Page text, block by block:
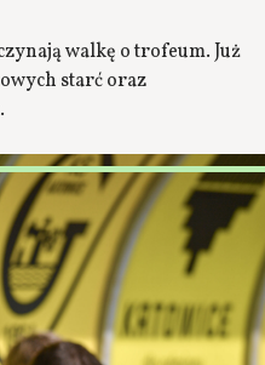
walkę o trofeum. Już
starć oraz